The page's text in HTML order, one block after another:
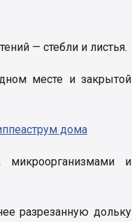
— стебли и листья.
месте и закрытой
дома
микроорганизмами и
разрезанную дольку